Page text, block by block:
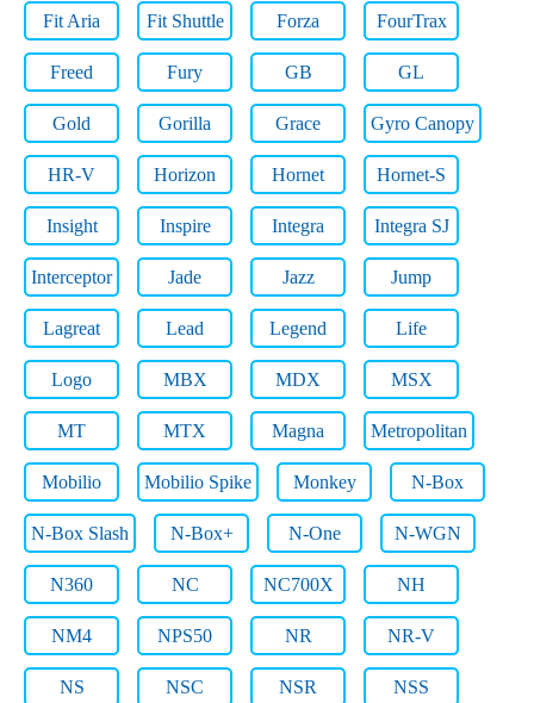
Fit Aria Fit Shuttle Forza FourTrax
Freed Fury GB GL
Gold Gorilla Grace Gyro Canopy
HR-V Horizon Hornet Hornet-S
Insight Inspire Integra Integra SJ
Interceptor Jade Jazz Jump
Lagreat Lead Legend Life
Logo MBX MDX MSX
MT MTX Magna Metropolitan
Mobilio Mobilio Spike Monkey N-Box
N-Box Slash N-Box+ N-One N-WGN
N360 NC NC700X NH
NM4 NPS50 NR NR-V
NS NSC NSR NSS